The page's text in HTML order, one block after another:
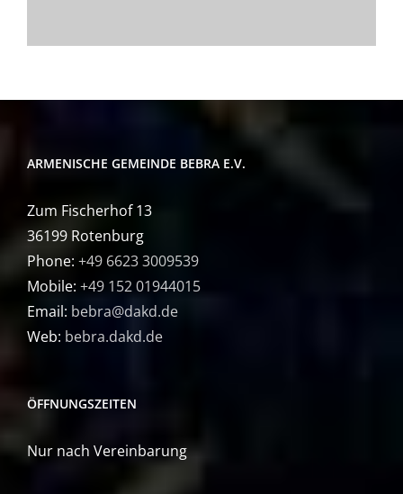
ARMENISCHE GEMEINDE BEBRA E.V.
Zum Fischerhof 13
36199 Rotenburg
Phone: +49 6623 3009539
Mobile: +49 152 01944015
Email: bebra@dakd.de
Web: bebra.dakd.de
ÖFFNUNGSZEITEN
Nur nach Vereinbarung